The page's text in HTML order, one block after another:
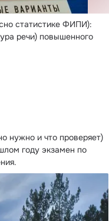
статистике ФИПИ):
речи) повышенного
нужно и что проверяет)
году экзамен по